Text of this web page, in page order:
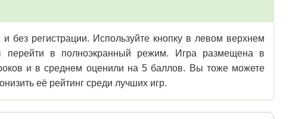
без регистрации. Используйте кнопку в левом верхнем
перейти в полноэкранный режим. Игра размещена в
и в среднем оценили на 5 баллов. Вы тоже можете
её рейтинг среди лучших игр.